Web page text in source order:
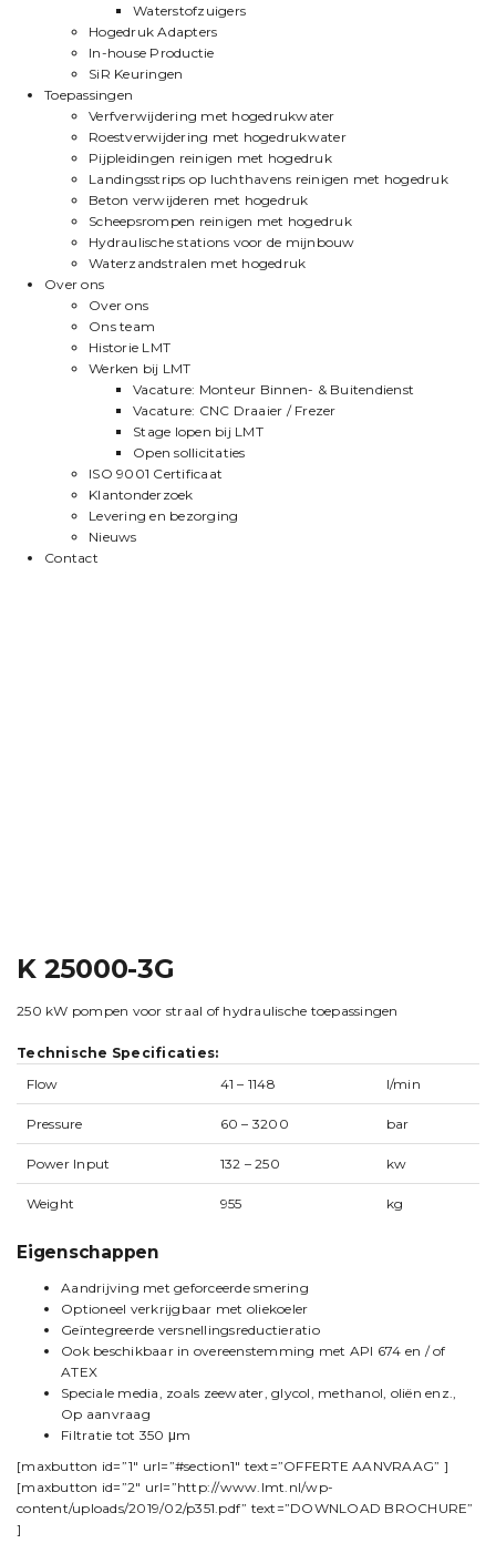
Waterstofzuigers
Hogedruk Adapters
In-house Productie
SiR Keuringen
Toepassingen
Verfverwijdering met hogedrukwater
Roestverwijdering met hogedrukwater
Pijpleidingen reinigen met hogedruk
Landingsstrips op luchthavens reinigen met hogedruk
Beton verwijderen met hogedruk
Scheepsrompen reinigen met hogedruk
Hydraulische stations voor de mijnbouw
Waterzandstralen met hogedruk
Over ons
Over ons
Ons team
Historie LMT
Werken bij LMT
Vacature: Monteur Binnen- & Buitendienst
Vacature: CNC Draaier / Frezer
Stage lopen bij LMT
Open sollicitaties
ISO 9001 Certificaat
Klantonderzoek
Levering en bezorging
Nieuws
Contact
K 25000-3G
250 kW pompen voor straal of hydraulische toepassingen
Technische Specificaties:
Flow
41 – 1148 l/min
Pressure 60 – 3200 bar
Power Input 132 – 250 kw
Weight 955 kg
Eigenschappen
Aandrijving met geforceerde smering
Optioneel verkrijgbaar met oliekoeler
Geïntegreerde versnellingsreductieratio
Ook beschikbaar in overeenstemming met API 674 en / of
ATEX
Speciale media, zoals zeewater, glycol, methanol, oliën enz.,
Op aanvraag
Filtratie tot 350 μm
[maxbutton id=”1″ url=”#section1″ text=”OFFERTE AANVRAAG” ]
[maxbutton id=”2″ url=”http://www.lmt.nl/wp-
content/uploads/2019/02/p351.pdf” text=”DOWNLOAD BROCHURE”
]